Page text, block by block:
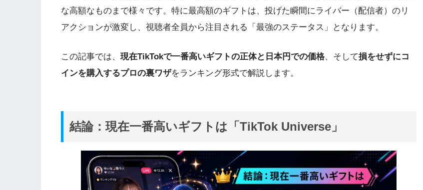
な高額なものまで様々です。特に最高額のギフトは、投げた瞬間にライバー（配信者）のリ
アクションが激変し、視聴者全員から注目される「最強のステータス」となります。
この記事では、 現在TikTokで一番高いギフトの正体と日本円での価格、そして損をせずにコ
インを購入するプロの裏ワザをランキング形式で解説します。
結論：現在一番高いギフトは「TikTok Universe」